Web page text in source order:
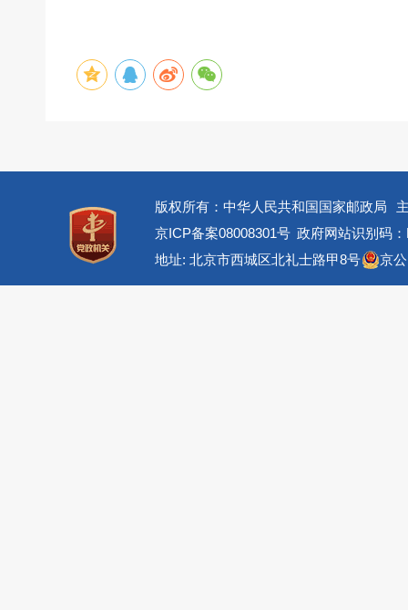
版权所有：中华人民共和国国家邮政局
京ICP备案08008301号 政府网站识别码
地址: 北京市西城区北礼士路甲8号
京